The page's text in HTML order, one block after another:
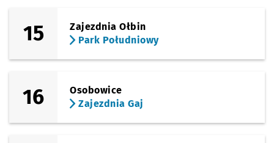
15
Zajezdnia Ołbin
Park Południowy
16
Osobowice
Zajezdnia Gaj